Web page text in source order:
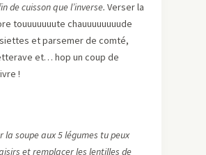
de cuisson que l’inverse. Verser la
touuuuuuute chauuuuuuuude
et parsemer de comté,
et… hop un coup de
!
la soupe aux 5 légumes tu peux
et remplacer les lentilles de